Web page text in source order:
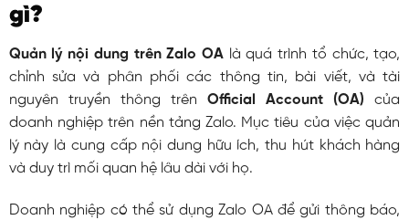
gì?
Quản lý nội dung trên Zalo OA là quá trình tổ chức, tạo,
chỉnh sửa và phân phối các thông tin, bài viết, và tài
nguyên truyền thông trênOfficial Account (OA) của
doanh nghiệp trên nền tảng Zalo. Mục tiêu của việc quản
lý này là cung cấp nội dung hữu ích, thu hút khách hàng
và duy trì mối quan hệ lâu dài với họ.
Doanh nghiệp có thể sử dụng Zalo OA để gửi thông báo,